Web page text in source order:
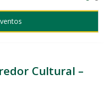
Cultural –